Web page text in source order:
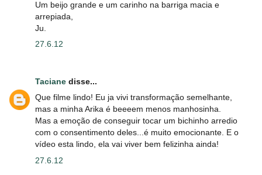
Um beijo grande e um carinho na barriga macia e
arrepiada,
Ju.
27.6.12
Taciane disse...
Que filme lindo! Eu ja vivi transformação semelhante,
mas a minha Arika é beeeem menos manhosinha.
Mas a emoção de conseguir tocar um bichinho arredio
com o consentimento deles...é muito emocionante. E o
vídeo esta lindo, ela vai viver bem felizinha ainda!
27.6.12